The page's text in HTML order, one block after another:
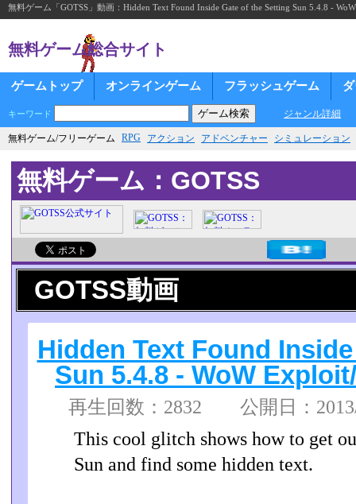
無料ゲーム「GOTSS」動画：Hidden Text Found Inside Gate of the Setting Sun 5.4.8 -
無料ゲーム総合サイト
ゲームトップ オンラインゲーム フラッシュゲーム
キーワード ジャンル詳細
無料ゲーム/フリーゲーム RPG アクション アドベンチャー シミュレーション
無料ゲーム：GOTSS
GOTSS動画
Hidden Text Found
Sun 5.4.8 - WoW
再生回数：2832 公開日：
This cool glitch shows how to get
Sun and find some hidden text.